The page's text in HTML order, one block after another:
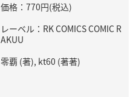
価格：770円(税込)
レーベル：RK COMICS COMIC R
AKUU
零覇 (著), kt60 (著著)